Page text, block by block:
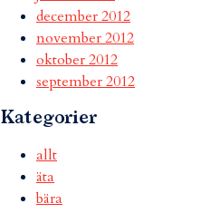
december 2012
november 2012
oktober 2012
september 2012
Kategorier
allt
äta
bära